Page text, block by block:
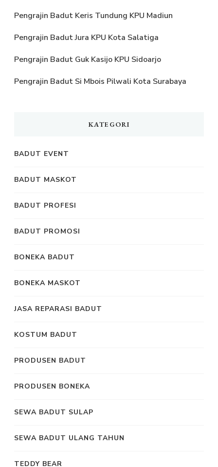
Pengrajin Badut Keris Tundung KPU Madiun
Pengrajin Badut Jura KPU Kota Salatiga
Pengrajin Badut Guk Kasijo KPU Sidoarjo
Pengrajin Badut Si Mbois Pilwali Kota Surabaya
KATEGORI
BADUT EVENT
BADUT MASKOT
BADUT PROFESI
BADUT PROMOSI
BONEKA BADUT
BONEKA MASKOT
JASA REPARASI BADUT
KOSTUM BADUT
PRODUSEN BADUT
PRODUSEN BONEKA
SEWA BADUT SULAP
SEWA BADUT ULANG TAHUN
TEDDY BEAR